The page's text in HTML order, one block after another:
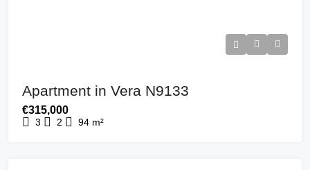
Apartment in Vera N9133
€315,000
3 2 94 m²